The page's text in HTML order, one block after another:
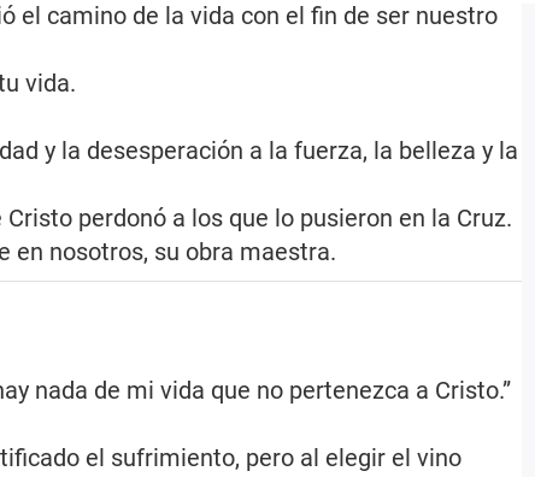
el camino de la vida con el fin de ser nuestro
vida.
y la desesperación a la fuerza, la belleza y la
perdonó a los que lo pusieron en la Cruz.
en nosotros, su obra maestra.
nada de mi vida que no pertenezca a Cristo.”
el sufrimiento, pero al elegir el vino